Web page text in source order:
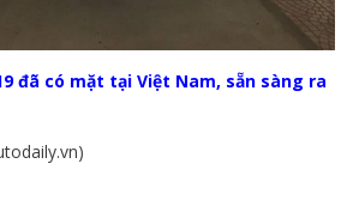
đã có mặt tại Việt Nam, sẵn sàng ra